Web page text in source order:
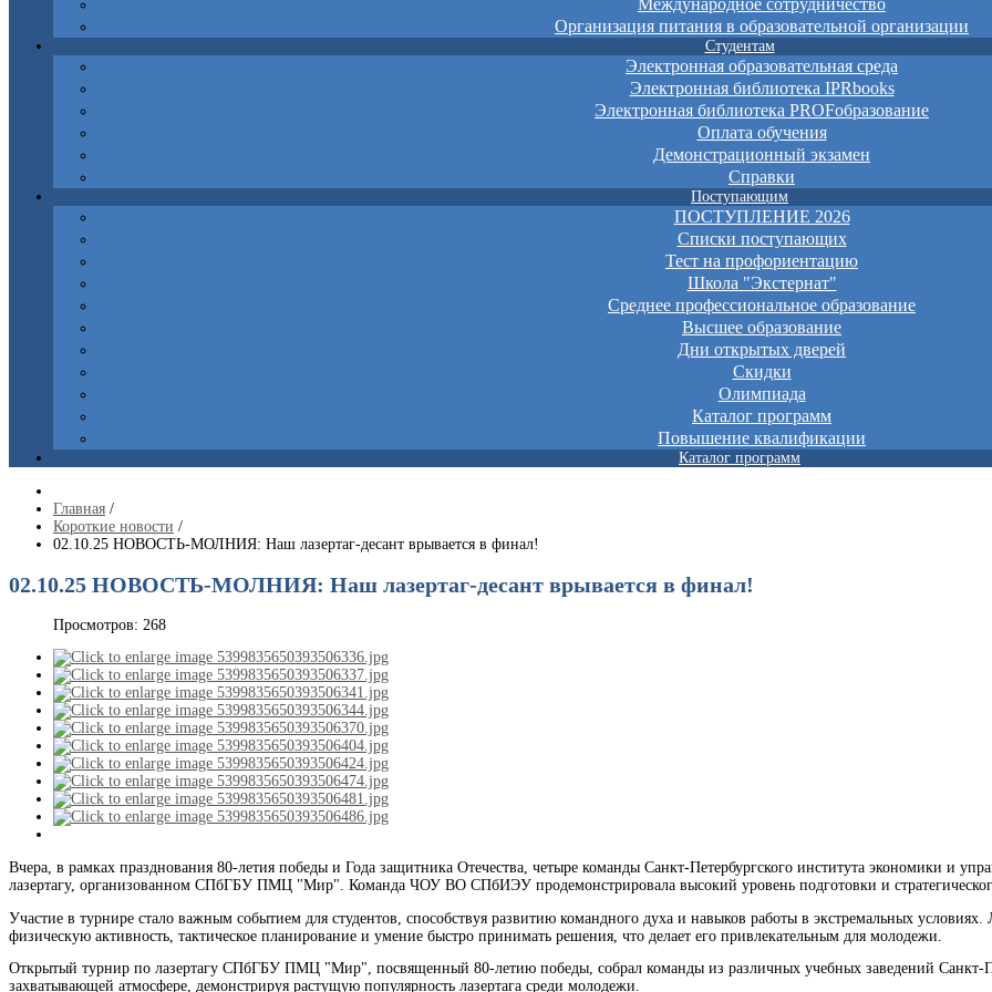
Организация питания в образовательной организации
Студентам
Электронная образовательная среда
Электронная библиотека IPRbooks
Электронная библиотека PROFобразование
Оплата обучения
Демонстрационный экзамен
Справки
Поступающим
ПОСТУПЛЕНИЕ 2026
Списки поступающих
Тест на профориентацию
Школа "Экстернат"
Среднее профессиональное образование
Высшее образование
Дни открытых дверей
Скидки
Олимпиада
Каталог программ
Повышение квалификации
Каталог программ
Главная /
Короткие новости /
02.10.25 НОВОСТЬ-МОЛНИЯ: Наш лазертаг-десант врывается в финал!
02.10.25 НОВОСТЬ-МОЛНИЯ: Наш лазертаг-десант врывается в финал!
Просмотров: 268
Вчера, в рамках празднования 80-летия победы и Года защитника Отечества, четыре команды Санкт-Петербургского института экономики и
лазертагу, организованном СПбГБУ ПМЦ "Мир". Команда ЧОУ ВО СПбИЭУ продемонстрировала высокий уровень подготовки и
Участие в турнире стало важным событием для студентов, способствуя развитию командного духа и навыков работы в экстремальных условиях.
физическую активность, тактическое планирование и умение быстро принимать решения, что делает его привлекательным для молодежи.
Открытый турнир по лазертагу СПбГБУ ПМЦ "Мир", посвященный 80-летию победы, собрал команды из различных учебных заведений Санкт-
захватывающей атмосфере, демонстрируя растущую популярность лазертага среди молодежи.